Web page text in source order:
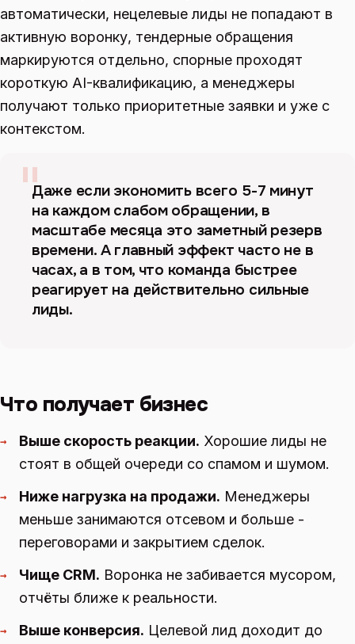
автоматически, нецелевые лиды не попадают в
активную воронку, тендерные обращения
маркируются отдельно, спорные проходят
короткую AI-квалификацию, а менеджеры
получают только приоритетные заявки и уже с
контекстом.
"Даже если экономить всего 5-7 минут
на каждом слабом обращении, в
масштабе месяца это заметный резерв
времени. А главный эффект часто не в
часах, а в том, что команда быстрее
реагирует на действительно сильные
лиды.
Что получает бизнес
→ Выше скорость реакции. Хорошие лиды не
стоят в общей очереди со спамом и шумом.
→ Ниже нагрузка на продажи. Менеджеры
меньше занимаются отсевом и больше -
переговорами и закрытием сделок.
→ Чище CRM. Воронка не забивается мусором,
отчёты ближе к реальности.
→ Выше конверсия. Целевой лид доходит до